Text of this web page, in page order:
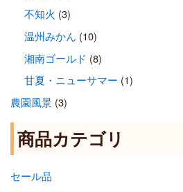
不知火 (3)
温州みかん (10)
湘南ゴールド (8)
甘夏・ニューサマー (1)
農園風景(3)
商品カテゴリ
セール品